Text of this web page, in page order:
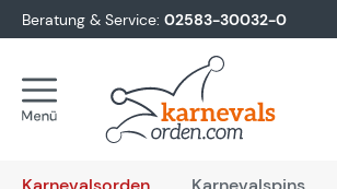
Zur Hauptnavigation springen
Beratung & Service: 02583-30032-0